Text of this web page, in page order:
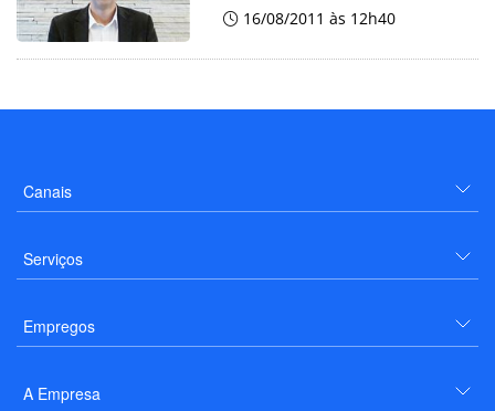
16/08/2011 às 12h40
Canais
Serviços
Empregos
A Empresa